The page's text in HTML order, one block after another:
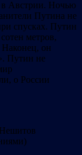
в Австрии. Ночью
Путина не
спусках. Путин
метров,
он
Путин не
о России